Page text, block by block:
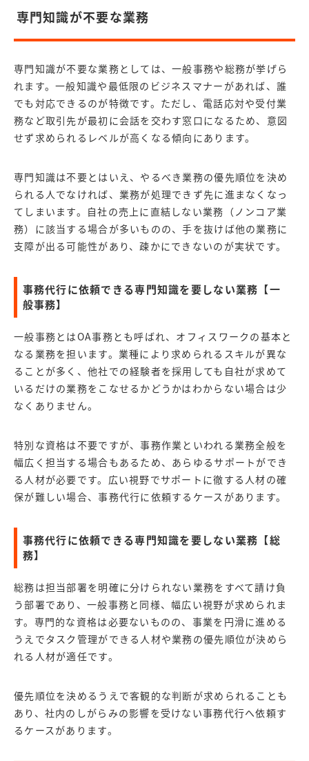
専門知識が不要な業務
専門知識が不要な業務としては、一般事務や総務が挙げら
れます。一般知識や最低限のビジネスマナーがあれば、誰
でも対応できるのが特徴です。ただし、電話応対や受付業
務など取引先が最初に会話を交わす窓口になるため、意図
せず求められるレベルが高くなる傾向にあります。
専門知識は不要とはいえ、やるべき業務の優先順位を決め
られる人でなければ、業務が処理できず先に進まなくなっ
てしまいます。自社の売上に直結しない業務（ノンコア業
務）に該当する場合が多いものの、手を抜けば他の業務に
支障が出る可能性があり、疎かにできないのが実状です。
事務代行に依頼できる専門知識を要しない業務【一
般事務】
一般事務とはOA事務とも呼ばれ、オフィスワークの基本と
なる業務を担います。業種により求められるスキルが異な
ることが多く、他社での経験者を採用しても自社が求めて
いるだけの業務をこなせるかどうかはわからない場合は少
なくありません。
特別な資格は不要ですが、事務作業といわれる業務全般を
幅広く担当する場合もあるため、あらゆるサポートができ
る人材が必要です。広い視野でサポートに徹する人材の確
保が難しい場合、事務代行に依頼するケースがあります。
事務代行に依頼できる専門知識を要しない業務【総
務】
総務は担当部署を明確に分けられない業務をすべて請け負
う部署であり、一般事務と同様、幅広い視野が求められま
す。専門的な資格は必要ないものの、事業を円滑に進める
うえでタスク管理ができる人材や業務の優先順位が決めら
れる人材が適任です。
優先順位を決めるうえで客観的な判断が求められることも
あり、社内のしがらみの影響を受けない事務代行へ依頼す
るケースがあります。